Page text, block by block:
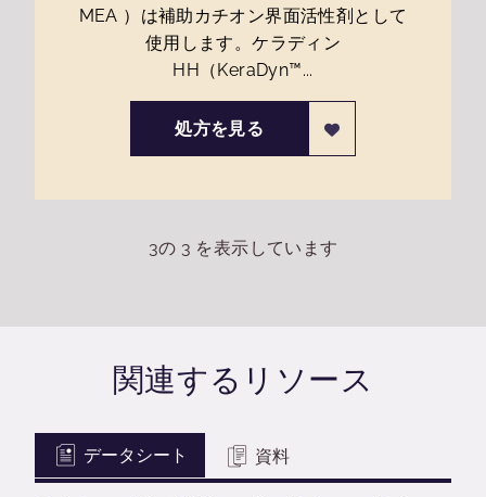
MEA ）は補助カチオン界面活性剤として
使用します。ケラディン
HH（KeraDyn™...
処方を見る
3の 3 を表示しています
関連するリソース
データシート 資料